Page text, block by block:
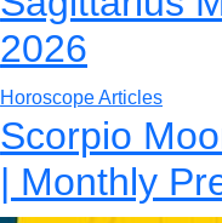
2026
Horoscope Articles
Scorpio
| Monthly